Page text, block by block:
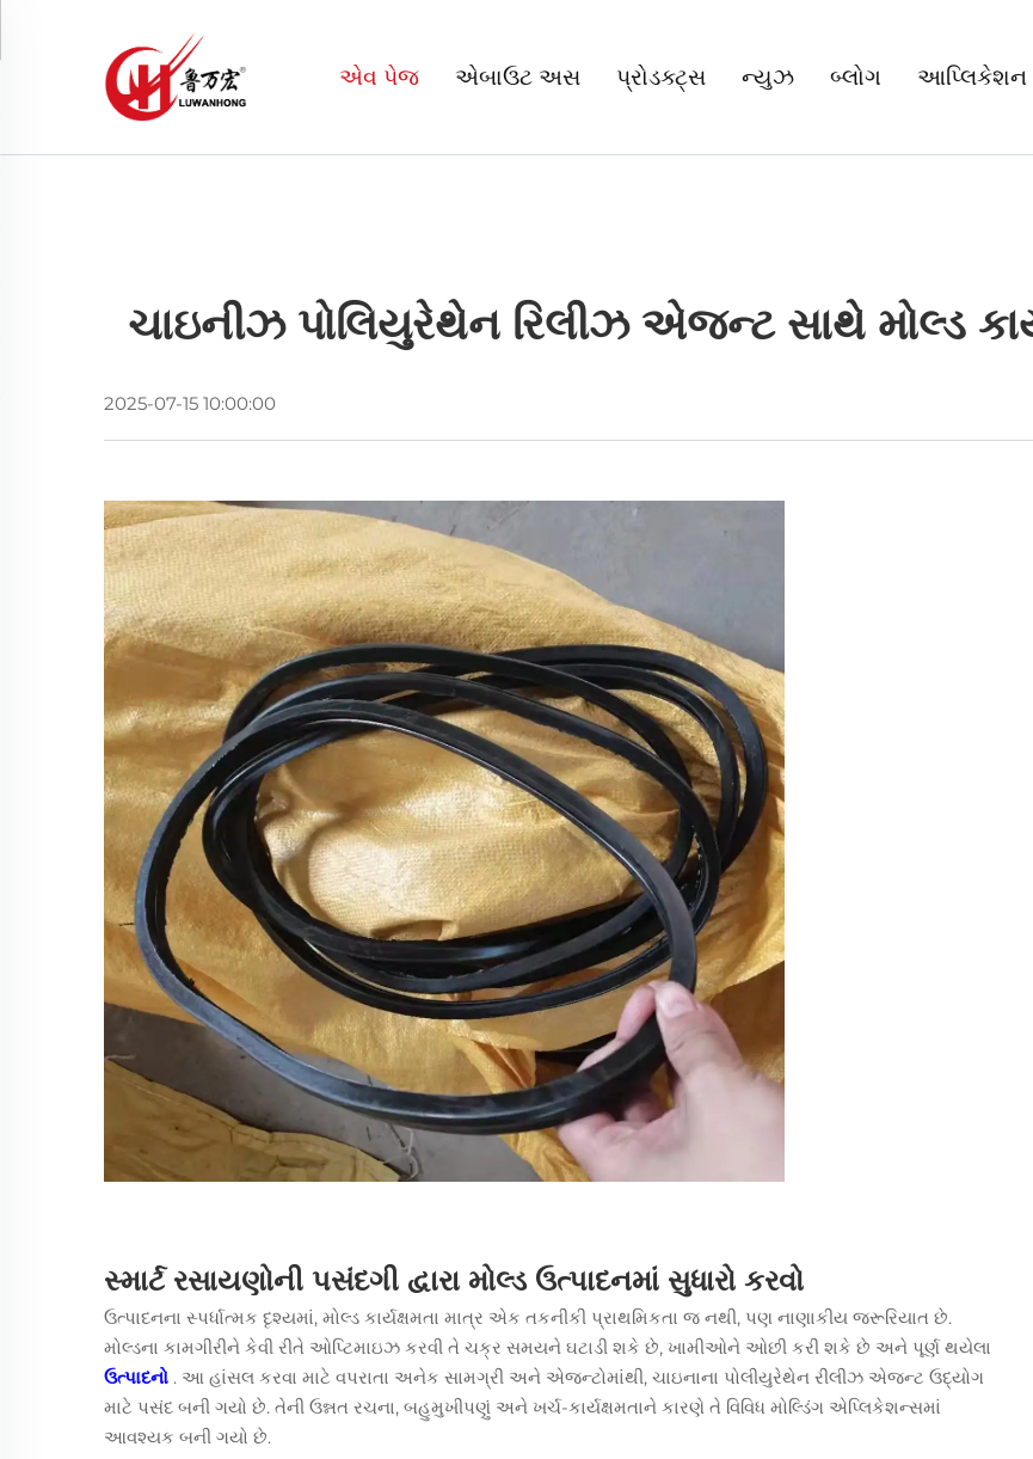
એવ પેજ એબાઉટ અસ પ્રોડક્ટ્સ ન્યુઝ બ્લોગ આપ્લિકેશન
ચાઇનીઝ પોલિયુરેથેન રિલીઝ એજન્ટ સાથે મોલ્ડ
2025-07-15 10:00:00
સ્માર્ટ રસાયણોની પસંદગી દ્વારા મોલ્ડ ઉત્પાદનમાં સુધારો કરવો
ઉત્પાદનના સ્પર્ધાત્મક દૃશ્યમાં, મોલ્ડ કાર્યક્ષમતા માત્ર એક તકનીકી પ્રાથમિકતા જ નથી, પણ નાણાકીય જરૂરિયાત છે.
મોલ્ડના કામગીરીને કેવી રીતે ઓપ્ટિમાઇઝ કરવી તે ચક્ર સમયને ઘટાડી શકે છે, ખામીઓને ઓછી કરી શકે છે અને પૂર્ણ થયેલા
ઉત્પાદનો . આ હાંસલ કરવા માટે વપરાતા અનેક સામગ્રી અને એજન્ટોમાંથી, ચાઇનાના પોલીયુરેથેન રીલીઝ એજન્ટ ઉદ્યોગ
માટે પસંદ બની ગયો છે. તેની ઉન્નત રચના, બહુમુખીપણું અને ખર્ચ-કાર્યક્ષમતાને કારણે તે વિવિધ મોલ્ડિંગ એપ્લિકેશન્સમાં
આવશ્યક બની ગયો છે.